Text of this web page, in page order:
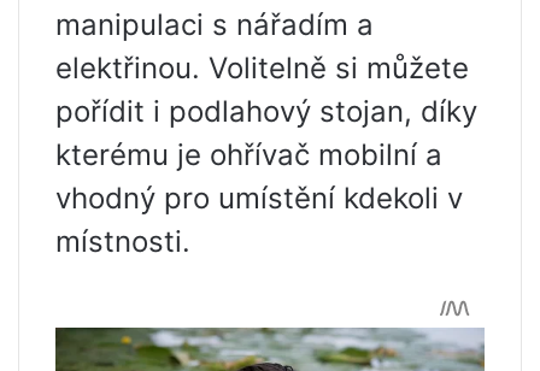
manipulaci s nářadím a
elektřinou. Volitelně si můžete
pořídit i podlahový stojan, díky
kterému je ohřívač mobilní a
vhodný pro umístění kdekoli v
místnosti.